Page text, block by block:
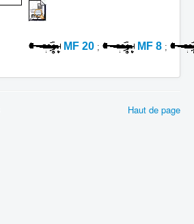
MF 20 ; MF 8 ;
Haut de page